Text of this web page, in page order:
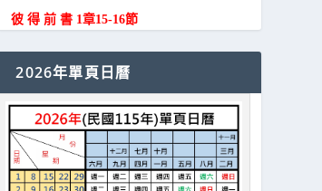
彼 得 前 書 1章15-16節
2026年單頁日曆